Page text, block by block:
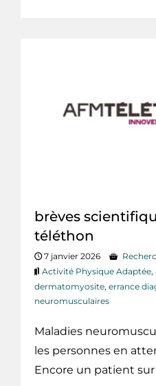
brèves
téléthon
7 janvier 2026
Activité Physique Adaptée,
dermatomyosite, errance
neuromusculaires
Maladies
les personnes en
Encore un patient sur